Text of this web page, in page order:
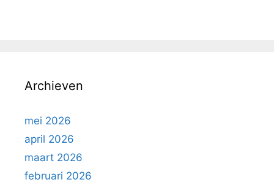
Archieven
mei 2026
april 2026
maart 2026
februari 2026